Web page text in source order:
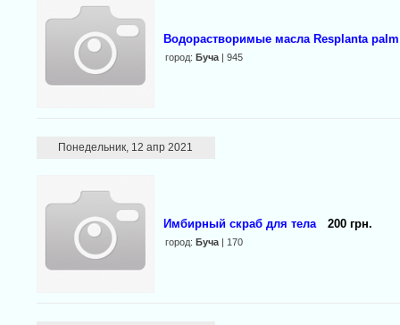
Водорастворимые масла Resplanta palm
город: Буча| 945
Понедельник, 12 апр 2021
Имбирный скраб для тела 200 грн.
город: Буча| 170